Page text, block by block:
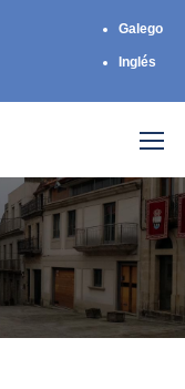
Galego
Inglés